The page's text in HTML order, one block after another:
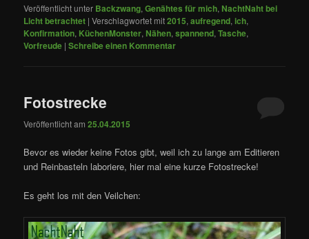
Veröffentlicht unter Backzwang,Genähtes für mich,NachtNaht bei
Licht betrachtet |Verschlagwortet mit2015,aufregend,ich,
Konfirmation, KüchenMonster,Nähen,spannend,Tasche,
Vorfreude |Schreibe einen Kommentar
Fotostrecke
Veröffentlicht am25.04.2015
Bevor es wieder keine Fotos gibt, weil ich zu lange am Editieren
und Reinbasteln laboriere, hier mal eine kurze Fotostrecke!
Es geht los mit den Veilchen: